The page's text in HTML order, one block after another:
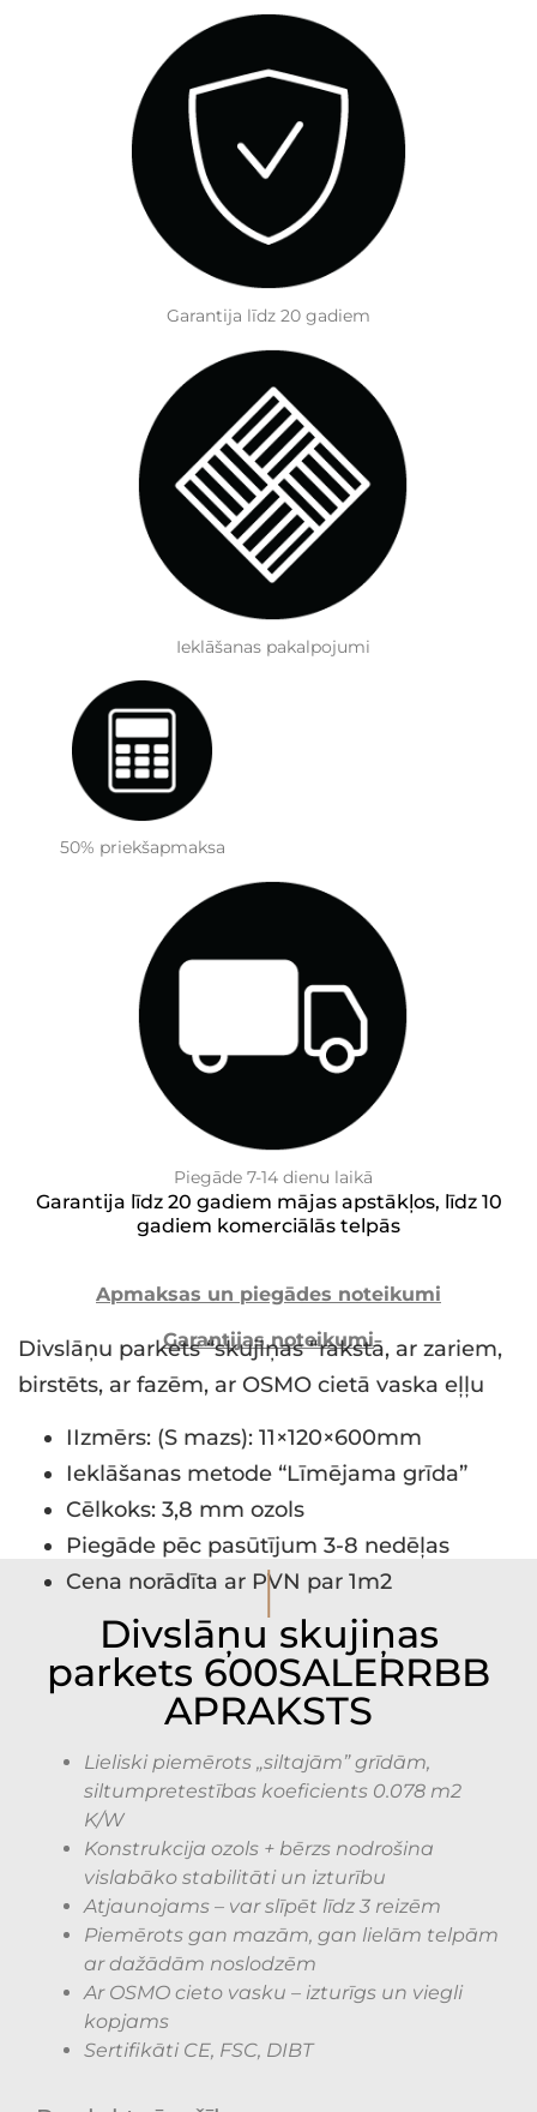
Garantija līdz 20 gadiem
Ieklāšanas pakalpojumi
50% priekšapmaksa
Piegāde 7-14 dienu laikā
Garantija līdz 20 gadiem mājas apstākļos, līdz 10
gadiem komerciālās telpās
Apmaksas un piegādes noteikumi
Garantijas noteikumi
Divslāņu parkets “skujiņas “rakstā, ar zariem,
birstēts, ar fazēm, ar OSMO cietā vaska eļļu
IIzmērs: (S mazs): 11×120×600mm
Ieklāšanas metode “Līmējama grīda”
Cēlkoks: 3,8 mm ozols
Piegāde pēc pasūtījum 3-8 nedēļas
Cena norādīta ar PVN par 1m2
I
Divslāņu skujiņas
parkets 600SALERRBB
APRAKSTS
Lieliski piemērots „siltajām” grīdām,
siltumpretestības koeficients 0.078 m2
K/W
Konstrukcija ozols + bērzs nodrošina
vislabāko stabilitāti un izturību
Atjaunojams – var slīpēt līdz 3 reizēm
Piemērots gan mazām, gan lielām telpām
ar dažādām noslodzēm
Ar OSMO cieto vasku – izturīgs un viegli
kopjams
Sertifikāti CE, FSC, DIBT